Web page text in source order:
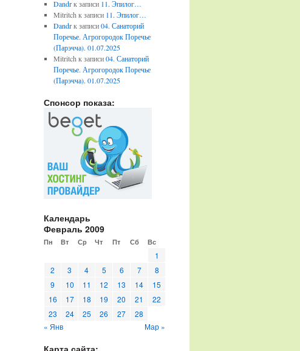
Dandrк записи 11. Эпилог…
Mitritch к записи 11. Эпилог…
Dandrк записи04. Санаторий
Поречье. Агрогородок Поречье
(Парэчча). 01.07.2025
Mitritch к записи04. Санаторий
Поречье. Агрогородок Поречье
(Парэчча). 01.07.2025
Спонсор показа:
Календарь
Февраль 2009
Пн Вт Ср Чт Пт Сб Вс
1
2
3 4 5 6 7
8
9
10 11 12 13 14
15
16
17 18 19 20 21
22
23
24 25 26 27
28
« Янв
Мар »
Карта сайта: